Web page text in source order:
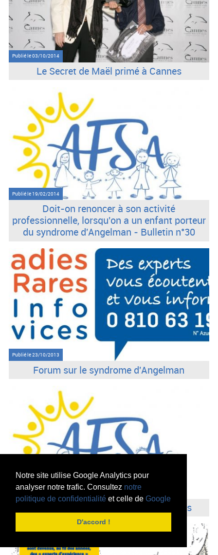
Notre site utilise Google Analytics pour
analyser notre trafic. Consultez notre
politique de confidentialité et celle de Google
D'accord !
Publié le03/10/2014
Le Secret de Maël primé à Cannes
Publié le 19/02/2014
Doit-on renoncer à son activité
professionnelle, lorsqu'on a un enfant porteur
du syndrome d'Angelman - Bulletin n°30
Publié le23/10/2013
Forum sur le syndrome d'Angelman
Publié le08/08/2013
Angelman et épilepsie : les traitements